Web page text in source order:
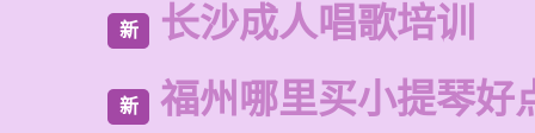
新 长沙成人唱歌培训
新 福州哪里买小提琴好